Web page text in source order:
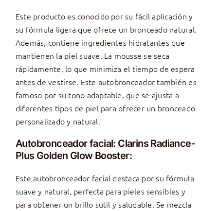
Este producto es conocido por su fácil aplicación y
su fórmula ligera que ofrece un bronceado natural.
Además, contiene ingredientes hidratantes que
mantienen la piel suave. La mousse se seca
rápidamente, lo que minimiza el tiempo de espera
antes de vestirse. Este autobronceador también es
famoso por su tono adaptable, que se ajusta a
diferentes tipos de piel para ofrecer un bronceado
personalizado y natural.
Autobronceador facial: Clarins Radiance-
Plus Golden Glow Booster:
Este autobronceador facial destaca por su fórmula
suave y natural, perfecta para pieles sensibles y
para obtener un brillo sutil y saludable. Se mezcla